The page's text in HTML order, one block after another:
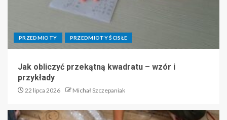
PRZEDMIOTY PRZEDMIOTY ŚCISŁE
Jak obliczyć przekątną kwadratu – wzór i
przykłady
22 lipca 2026 Michał Szczepaniak